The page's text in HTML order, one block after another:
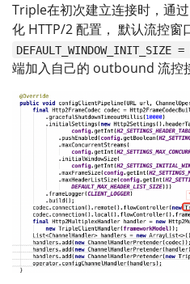
Triple在初次建立连接时，通过
化 HTTP/2 配置， 默认流控窗
DEFAULT_WINDOW_INIT_SIZE
端加入自己的 outbound 流控